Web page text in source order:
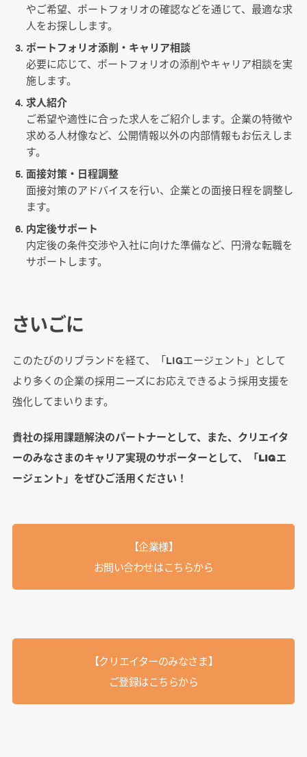
やご希望、ポートフォリオの確認などを通じて、最適な求
人をお探しします。
ポートフォリオ添削・キャリア相談
必要に応じて、ポートフォリオの添削やキャリア相談を実
施します。
求人紹介
ご希望や適性に合った求人をご紹介します。企業の特徴や
求める人材像など、公開情報以外の内部情報もお伝えしま
す。
面接対策・日程調整
面接対策のアドバイスを行い、企業との面接日程を調整し
ます。
内定後サポート
内定後の条件交渉や入社に向けた準備など、円滑な転職を
サポートします。
さいごに
このたびのリブランドを経て、「LIGエージェント」として
より多くの企業の採用ニーズにお応えできるよう採用支援を
強化してまいります。
貴社の採用課題解決のパートナーとして、また、クリエイタ
ーのみなさまのキャリア実現のサポーターとして、「LIGエ
ージェント」をぜひご活用ください！
【企業様】
お問い合わせはこちらから
【クリエイターのみなさま】
ご登録はこちらから